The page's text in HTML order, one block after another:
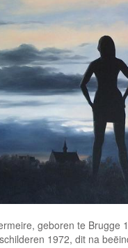
geboren te Brugge
1972, dit na